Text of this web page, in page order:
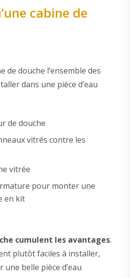
cabine de
de douche l’ensemble des
dans une pièce d’eau
de douche
vitrés contre les
vitrée
pour monter une
en kit
cumulent les avantages.
plutôt faciles à installer,
belle pièce d’eau